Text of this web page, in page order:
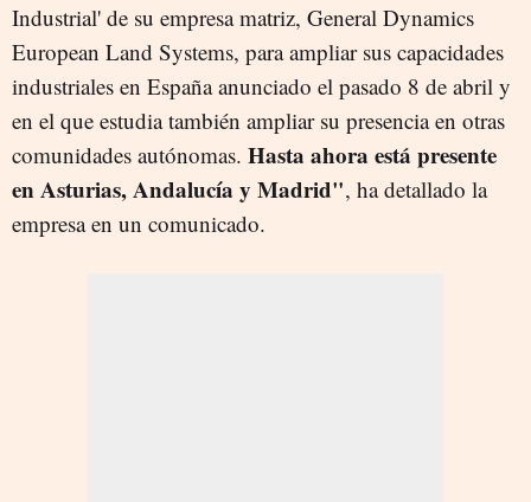
Industrial' de su empresa matriz, General Dynamics
European Land Systems, para ampliar sus capacidades
industriales en España anunciado el pasado 8 de abril y
en el que estudia también ampliar su presencia en otras
comunidades autónomas. Hasta ahora está presente
en Asturias, Andalucía y Madrid", ha detallado la
empresa en un comunicado.